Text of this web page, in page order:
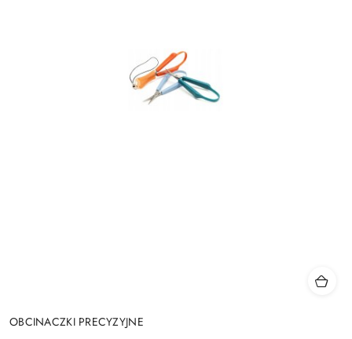
OBCINACZKI PRECYZYJNE